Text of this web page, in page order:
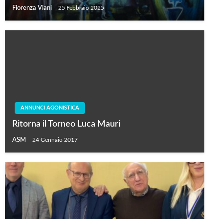
Fiorenza Viani 25 Febbraio 2025
ANNUNCI AGONISTICA
Ritorna il Torneo Luca Mauri
ASM 24 Gennaio 2017